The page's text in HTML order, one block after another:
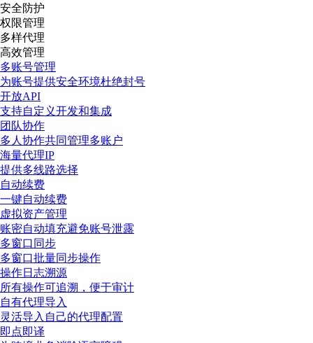
安全防护
权限管理
多样代理
高效管理
多账号管理
为账号提供安全环境杜绝封号
开放API
支持自定义开发和集成
团队协作
多人协作共同管理多账户
海量代理IP
提供多线路选择
自动续费
一键自动续费
虚拟资产管理
账密自动填充避免账号泄露
多窗口同步
多窗口批量同步操作
操作日志溯源
所有操作可追溯，便于审计
自有代理导入
灵活导入自己的代理配置
即点即译